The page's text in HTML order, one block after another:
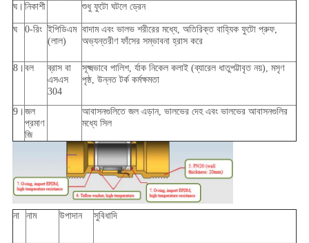
ঘ। নিকাশী শুধু ফুটো ঘটলে ড্রেন
ঘ 0-রিং ইপিডিএম
(লাল)
বাদাম এবং ভালভ শরীরের মধ্যে, অতিরিক্ত বাহ্যিক ফুটো প্রুফ,
অভ্যন্তরীণ ফাঁসের সম্ভাবনা হ্রাস করে
8। বল
ব্রাস বা
এসএস
304
সূক্ষ্মভাবে পালিশ, র্যাক নিকেল কলাই (ব্যারেল ধাতুপট্টাবৃত নয়), মসৃণ
পৃষ্ঠ, উন্নত টর্ক কর্মক্ষমতা
9। জল
প্রমাণ
জি
আবাসনগুলিতে জল এড়ান, ভালভের দেহ এবং ভালভের আবাসনগুলির
মধ্যে সিল
না নাম উপাদান সুবিধাদি